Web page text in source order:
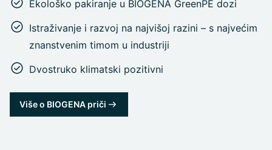
Ekološko pakiranje u BIOGENA GreenPE dozi
Istraživanje i razvoj na najvišoj razini – s najvećim
znanstvenim timom u industriji
Dvostruko klimatski pozitivni
Više o BIOGENA priči